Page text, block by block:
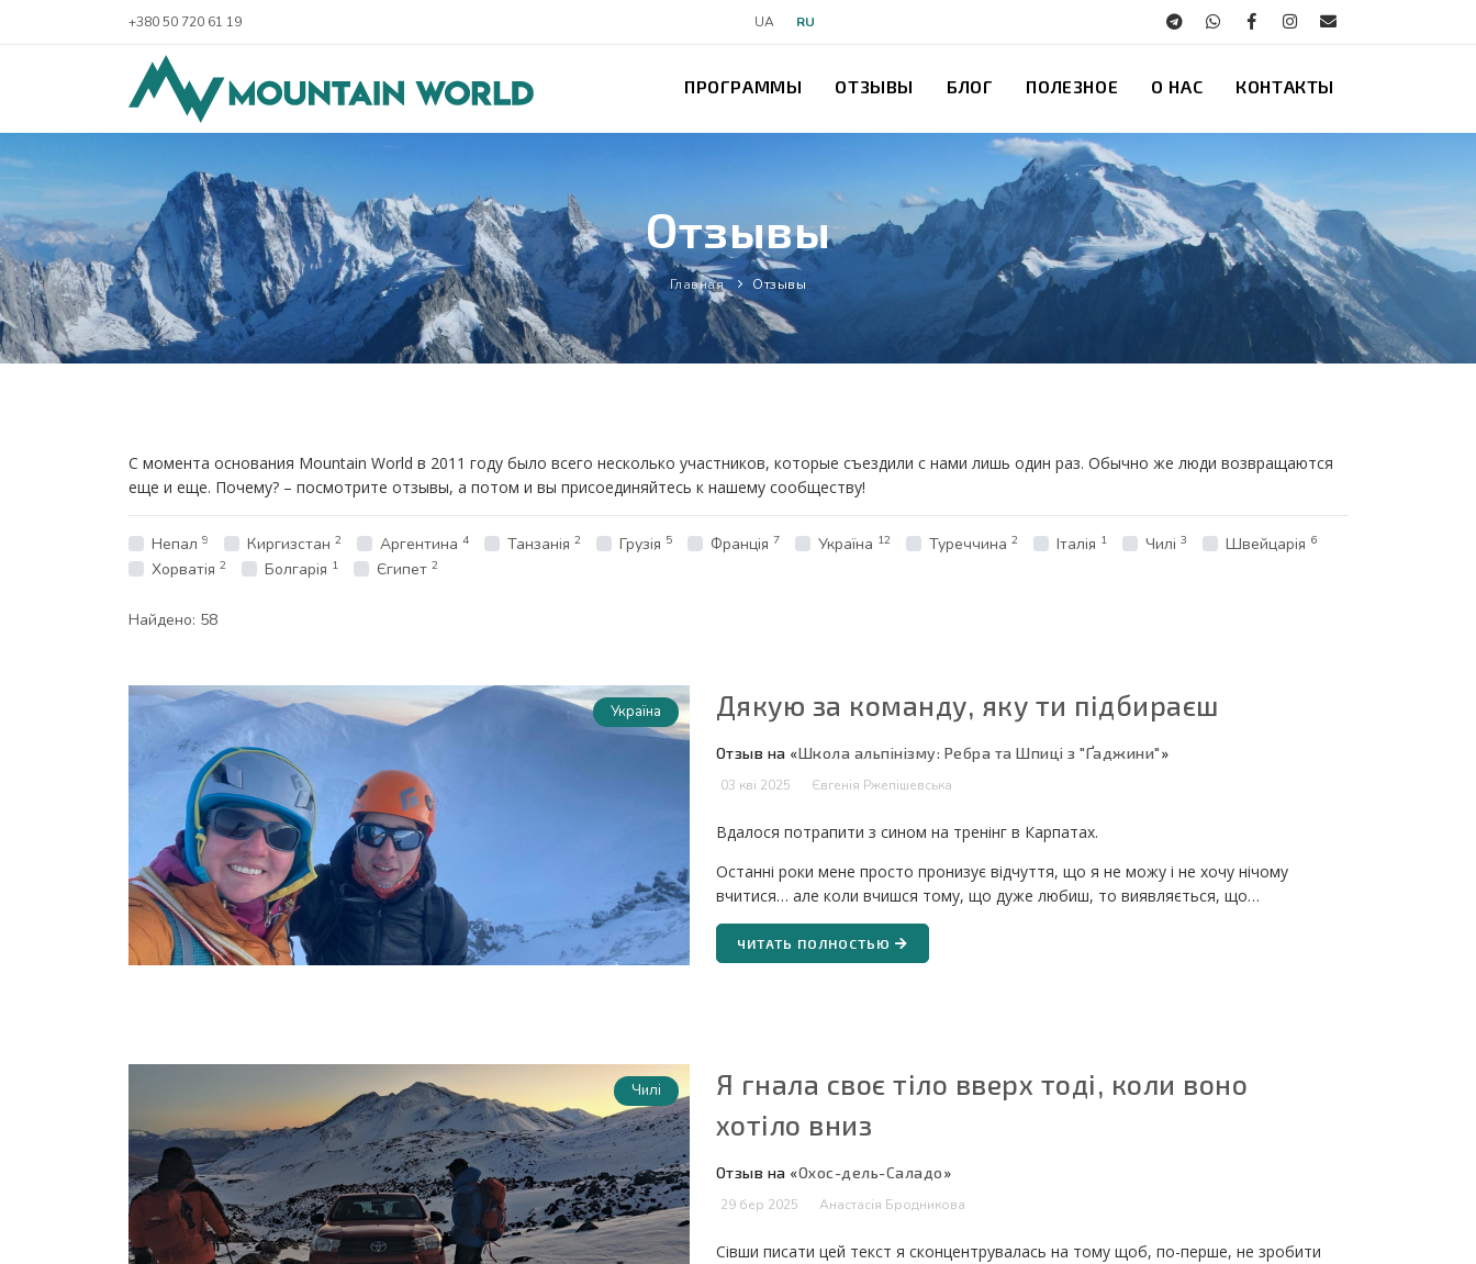
+380 50 720 61 19 UA RU
ПРОГРАММЫ ОТЗЫВЫ БЛОГ ПОЛЕЗНОЕ О НАС КОНТАКТЫ
Отзывы
Главная Отзывы
С момента основания Mountain World в 2011 году было всего несколько участников, которые съездили с нами лишь один раз. Обычно же люди возвращаются
еще и еще. Почему? – посмотрите отзывы, а потом и вы присоединяйтесь к нашему сообществу!
Непал 9 Киргизстан 2 Аргентина 4 Танзанія 2 Грузія 5 Франція 7 Україна 12 Туреччина 2 Італія 1 Чилі 3 Швейцарія 6
Хорватія 2 Болгарія 1 Єгипет 2
Найдено: 58
Україна Дякую за команду, яку ти підбираєш
Отзыв на «Школа альпінізму: Ребра та Шпиці з "Ґаджини"»
03 кві 2025 Євгенія Ржепішевська
Вдалося потрапити з сином на тренінг в Карпатах.
Останні роки мене просто пронизує відчуття, що я не можу і не хочу нічому
вчитися… але коли вчишся тому, що дуже любиш, то виявляється, що…
ЧИТАТЬ ПОЛНОСТЬЮ
Чилі
Я гнала своє тіло вверх тоді, коли воно
хотіло вниз
Отзыв на «Охос-дель-Саладо»
29 бер 2025 Анастасія Бродникова
Сівши писати цей текст я сконцентрувалась на тому щоб, по-перше, не зробити